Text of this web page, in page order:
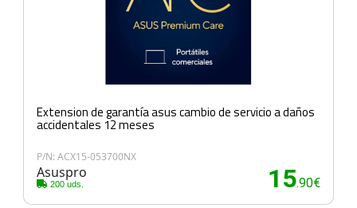
Extension de garantía asus cambio de servicio a daños
accidentales 12 meses
P/N: ACX15-053700NX
Asuspro
200 uds. 15.90€